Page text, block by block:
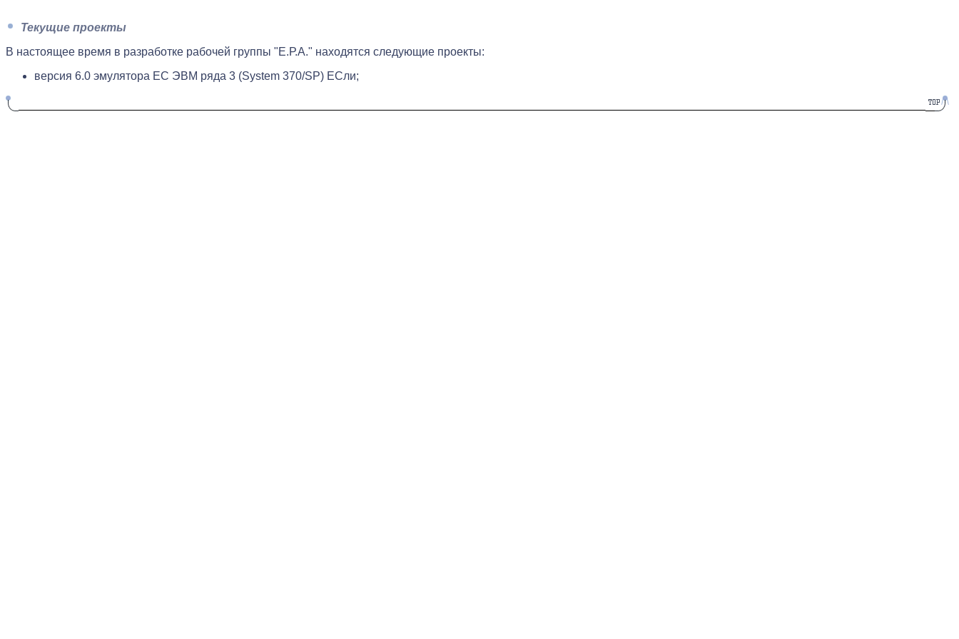
Текущие проекты
В настоящее время в разработке рабочей группы "Е.Р.А." находятся следующие проекты:
версия 6.0 эмулятора ЕС ЭВМ ряда 3 (System 370/SP) ЕСли;